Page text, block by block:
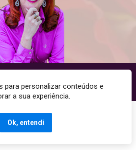
10520991000197
de Privacidade | Políticas de Cookies
para personalizar conteúdos e
a sua experiência.
Ok, entendi